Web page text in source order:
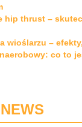
hip thrust –
wioślarzu –
co to